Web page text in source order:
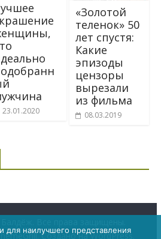
23.01.2020
«Золотой
теленок» 50
лет спустя:
Какие
эпизоды
цензоры
вырезали
из фильма
08.03.2019
Создано наWordPress
для наилучшего представления